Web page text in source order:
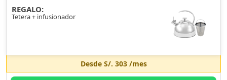
REGALO:
Tetera + infusionador
Desde S/. 303/mes